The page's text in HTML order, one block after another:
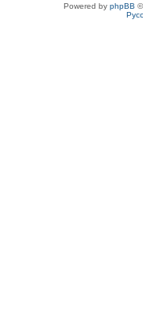
Powered by phpBB